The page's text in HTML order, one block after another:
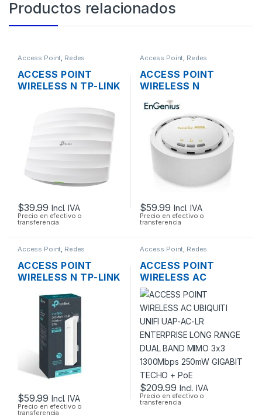
Productos relacionados
Access Point, Redes
ACCESS POINT
WIRELESS N TP-LINK
ANTENAS INT.
300MBPS SOPORTA
$39.99 Incl. IVA
Precio en efectivo o
transferencia
Access Point, Redes
ACCESS POINT
WIRELESS N
ENGENIUS EAP300
2.4GHZ 300MBPS +
$59.99 Incl. IVA
Precio en efectivo o
transferencia
Access Point Redes
ACCESS POINT
WIRELESS N TP-LINK
12DBI 1000MW
300MBPS + POE
OUTDOOR
$59.99 Incl. IVA
Precio en efectivo o
transferencia
Access Point Redes
ACCESS POINT
WIRELESS AC
UBIQUITI UNIFI UAP-
AC-LR ENTERPRISE
LONG RANGE DUAL
BAND MIMO 3×3
1300MBPS 250MW
GIGABIT TECHO +
POE
$209.99 Incl. IVA
Precio en efectivo o
transferencia